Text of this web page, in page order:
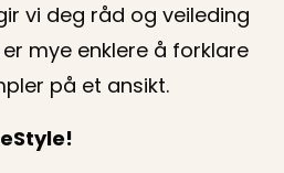
vi deg råd og veileding
mye enklere å forklare
på et ansikt.